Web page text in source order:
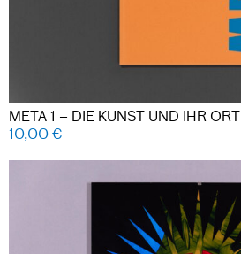
META 1 – DIE KUNST UND IHR ORT
10,00€